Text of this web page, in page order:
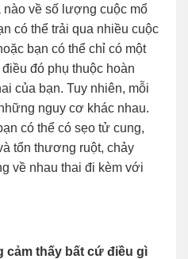
nào về số lượng cuộc mổ
có thể trải qua nhiều cuộc
bạn có thể chỉ có một
đó phụ thuộc hoàn
của bạn. Tuy nhiên, mỗi
nguy cơ khác nhau.
có thể có sẹo tử cung,
tổn thương ruột, chảy
về nhau thai đi kèm với
cảm thấy bất cứ điều gì